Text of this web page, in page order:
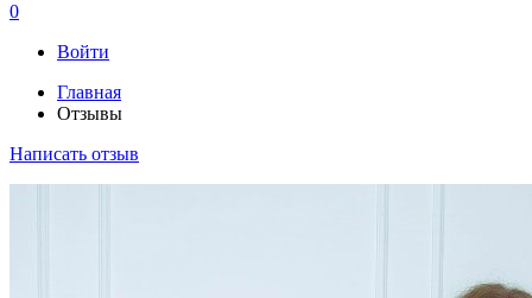
0
Войти
Главная
Отзывы
Написать отзыв